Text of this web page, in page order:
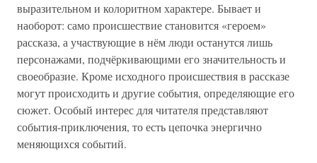
выразительном и колоритном характере. Бывает и
наоборот: само происшествие становится «героем»
рассказа, а участвующие в нём люди останутся лишь
персонажами, подчёркивающими его значительность и
своеобразие. Кроме исходного происшествия в рассказе
могут происходить и другие события, определяющие его
сюжет. Особый интерес для читателя представляют
события-приключения, то есть цепочка энергично
меняющихся событий.